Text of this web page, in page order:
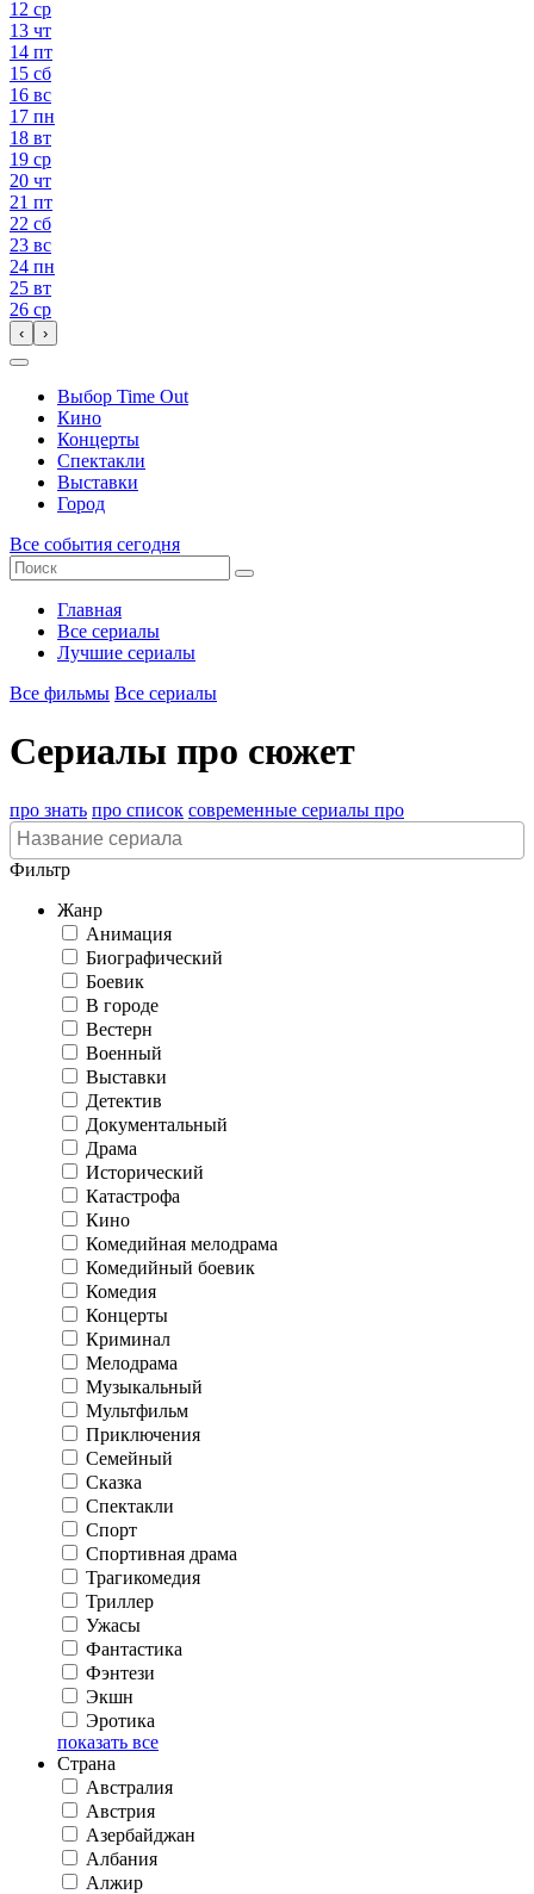
12 ср
13 чт
14 пт
15 сб
16 вс
17 пн
18 вт
19 ср
20 чт
21 пт
22 сб
23 вс
24 пн
25 вт
26 ср
‹ ›
Выбор Time Out
Кино
Концерты
Спектакли
Выставки
Город
Все события сегодня
Главная
Все сериалы
Лучшие сериалы
Все фильмы Все сериалы
Сериалы про сюжет
про знать про список современные сериалы про
Фильтр
Жанр
Анимация
Биографический
Боевик
В городе
Вестерн
Военный
Выставки
Детектив
Документальный
Драма
Исторический
Катастрофа
Кино
Комедийная мелодрама
Комедийный боевик
Комедия
Концерты
Криминал
Мелодрама
Музыкальный
Мультфильм
Приключения
Семейный
Сказка
Спектакли
Спорт
Спортивная драма
Трагикомедия
Триллер
Ужасы
Фантастика
Фэнтези
Экшн
Эротика
показать все
Страна
Австралия
Австрия
Азербайджан
Албания
Алжир